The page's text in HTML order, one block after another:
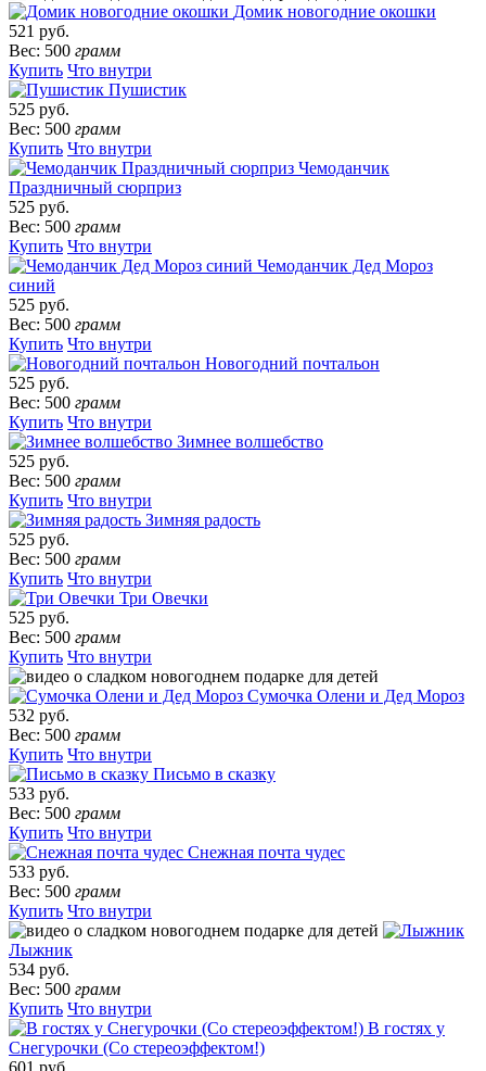
Домик новогодние окошки
521 руб.
Вес: 500 грамм
Купить Что внутри
Пушистик
525 руб.
Вес: 500 грамм
Купить Что внутри
Чемоданчик
Праздничный сюрприз
525 руб.
Вес: 500 грамм
Купить Что внутри
Чемоданчик Дед Мороз
синий
525 руб.
Вес: 500 грамм
Купить Что внутри
Новогодний почтальон
525 руб.
Вес: 500 грамм
Купить Что внутри
Зимнее волшебство
525 руб.
Вес: 500 грамм
Купить Что внутри
Зимняя радость
525 руб.
Вес: 500 грамм
Купить Что внутри
Три Овечки
525 руб.
Вес: 500 грамм
Купить Что внутри
Сумочка Олени и Дед Мороз
532 руб.
Вес: 500 грамм
Купить Что внутри
Письмо в сказку
533 руб.
Вес: 500 грамм
Купить Что внутри
Снежная почта чудес
533 руб.
Вес: 500 грамм
Купить Что внутри
Лыжник
534 руб.
Вес: 500 грамм
Купить Что внутри
В гостях у
Снегурочки (Со стереоэффектом!)
601 руб.